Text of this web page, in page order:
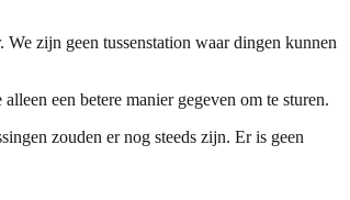
zijn geen tussenstation waar dingen kunnen
een betere manier gegeven om te sturen.
zouden er nog steeds zijn. Er is geen